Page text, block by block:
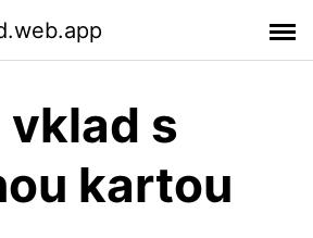
vklad s
kartou